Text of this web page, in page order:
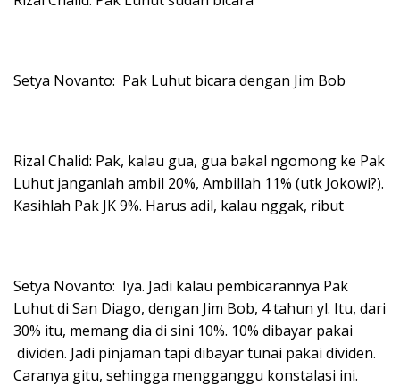
Setya Novanto: Pak Luhut bicara dengan Jim Bob
Rizal Chalid: Pak, kalau gua, gua bakal ngomong ke Pak
Luhut janganlah ambil 20%, Ambillah 11% (utk Jokowi?).
Kasihlah Pak JK 9%. Harus adil, kalau nggak, ribut
Setya Novanto: Iya. Jadi kalau pembicarannya Pak
Luhut di San Diago, dengan Jim Bob, 4 tahun yl. Itu, dari
30% itu, memang dia di sini 10%. 10% dibayar pakai
dividen. Jadi pinjaman tapi dibayar tunai pakai dividen.
Caranya gitu, sehingga mengganggu konstalasi ini.